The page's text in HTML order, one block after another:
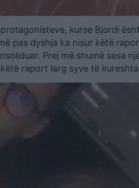
kurse Bjordi
pas dyshja ka nisur këtë
Prej më shumë sesa
raport larg syve të